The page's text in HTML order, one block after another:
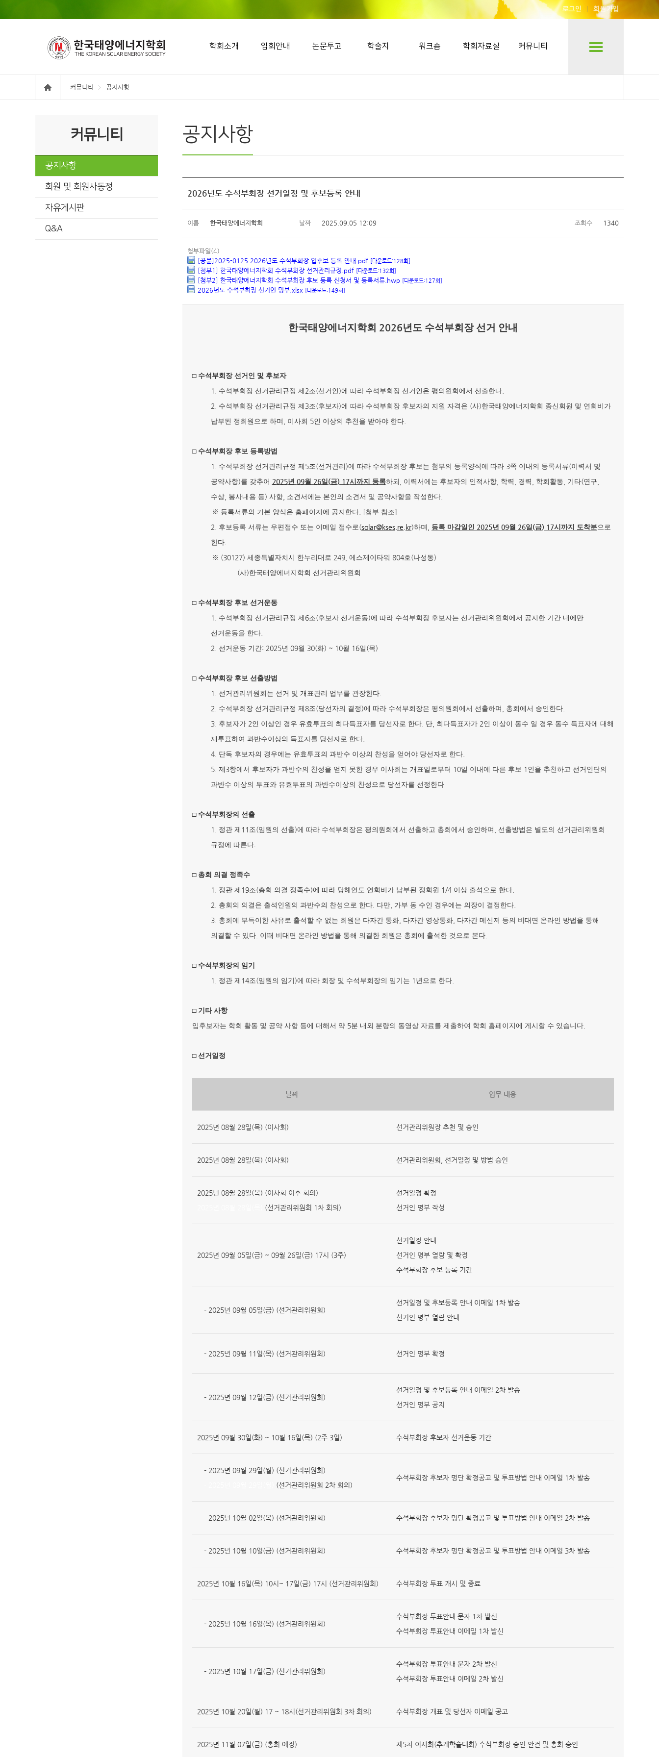
로그인 회원가입
학회소개 입회안내 논문투고 학술지 워크숍 학회자료실 커뮤니티
커뮤니티 공지사항
커뮤니티
공지사항
회원 및 회원사동정
자유게시판
Q&A
공지사항
2026년도 수석부회장 선거일정 및 후보등록 안내
이름 한국태양에너지학회 날짜 2025.09.05 12:09 조회수 1340
첨부파일(4)
[공문]2025-0125 2026년도 수석부회장 입후보 등록 안내.pdf [다운로드:128회]
[첨부1] 한국태양에너지학회 수석부회장 선거관리규정.pdf [다운로드:132회]
[첨부2] 한국태양에너지학회 수석부회장 후보 등록 신청서 및 등록서류.hwp [다운로드:127회]
2026년도 수석부회장 선거인 명부.xlsx [다운로드:149회]
한국태양에너지학회 2026년도 수석부회장 선거 안내
□ 수석부회장 선거인 및 후보자
1. 수석부회장 선거관리규정 제 2조(선거인)에 따라 수석부회장 선거인은 평의원회에서 선출한다
2. 수석부회장 선거관리규정 제 3조(후보자)에 따라 수석부회장 후보자의 지원 자격은 (사)한국태양에너지학회 종신회원 및 연회비가
납부된 정회원으로 하며 이사회 5인 이상의 추천을 받아야 한다
□ 수석부회장 후보 등록방법
1. 수석부회장 선거관리규정 제 5조(선거관리 )에 따라 수석부회장 후보는 첨부의 등록양식에 따라 3쪽 이내의 등록서류(이력서 및
공약사항)를 갖추어 2025년 09월 26일 (금) 17시까지 등록하되 이력서에는 후보자의 인적사항, 학력 경력 학회활동 기타(연구
수상, 봉사내용 등) 사항, 소견서에는 본인의 소견서 및 공약사항을 작성한다.
※ 등록서류의 기본 양식은 홈페이지에 공지한다 . [첨부 참조]
2. 후보등록 서류는 우편접수 또는 이메일 접수로(solar@kses.re.kr)하며 등록 마감일인 2025년 09월 26일 (금) 17시까지 도착분으로
한다
※ (30127) 세종특별자치시 한누리대로 249, 에스제이타워 804호(나성동)
(사)한국태양에너지학회 선거관리위원회
□ 수석부회장 후보 선거운동
1. 수석부회장 선거관리규정 제 6조(후보자 선거운동)에 따라 수석부회장 후보자는 선거관리위원회에서 공지한 기간 내에만
선거운동을 한다
2. 선거운동 기간: 2025년 09월 30(화) ~ 10월 16일 (목)
□ 수석부회장 후보 선출방법
1. 선거관리위원회는 선거 및 개표관리 업무를 관장한다
2. 수석부회장 선거관리규정 제 8조(당선자의 결정)에 따라 수석부회장은 평의원회에서 선출하며 총회에서 승인한다
3. 후보자가 2인 이상인 경우 유효투표의 최다득표자를 당선자로 한다 단 최다득표자가 2인 이상이 동수 일 경우 동수 득표자에 대해
재투표하여 과반수이상의 득표자를 당선자로 한다
4. 단독 후보자의 경우에는 유효투표의 과반수 이상의 찬성을 얻어야 당선자로 한다
5. 제 3항에서 후보자가 과반수의 찬성을 얻지 못한 경우 이사회는 개표일로부터 10일 이내에 다른 후보 1 인을 추천하고 선거인단의
과반수 이상의 투표와 유효투표의 과반수이상의 찬성으로 당선자를 선정한다
□ 수석부회장의 선출
1. 정관 제 11 조(임원의 선출)에 따라 수석부회장은 평의원회에서 선출하고 총회에서 승인하며 선출방법은 별도의 선거관리위원회
규정에 따른다.
□ 총회 의결 정족수
1. 정관 제 19조(총회 의결 정족수)에 따라 당해연도 연회비가 납부된 정회원 1/4 이상 출석으로 한다
2. 총회의 의결은 출석인원의 과반수의 찬성으로 한다 다만 가부 동 수인 경우에는 의장이 결정한다
3. 총회에 부득이한 사유로 출석할 수 없는 회원은 다자간 통화 다자간 영상통화 다자간 메신저 등의 비대면 온라인 방법을 통해
의결할 수 있다 이때 비대면 온라인 방법을 통해 의결한 회원은 총회에 출석한 것으로 본다
□ 수석부회장의 임기
1. 정관 제 14조(임원의 임기 )에 따라 회장 및 수석부회장의 임기는 1 년으로 한다
□ 기타 사항
입후보자는 학회 활동 및 공약 사항 등에 대해서 약 5분 내외 분량의 동영상 자료를 제출하여 학회 홈페이지에 게시할 수 있습니다
□ 선거일정
날짜 업무 내용
2025년 08월 28일(목) (이사회) 선거관리위원장 추천 및 승인
2025년 08월 28일(목) (이사회) 선거관리위원회, 선거일정 및 방법 승인
2025년 08월 28일(목) (이사회 이후 회의)
(선거관리위원회 1차 회의)
선거일정 확정
선거인 명부 작성
2025년 09월 05일(금) ~ 09월 26일(금) 17시 (3주)
선거일정 안내
선거인 명부 열람 및 확정
수석부회장 후보 등록 기간
- 2025년 09월 05일(금) (선거관리위원회)
선거일정 및 후보등록 안내 이메일 1차 발송
선거인 명부 열람 안내
- 2025년 09월 11일(목) (선거관리위원회) 선거인 명부 확정
- 2025년 09월 12일(금) (선거관리위원회)
선거일정 및 후보등록 안내 이메일 2차 발송
선거인 명부 공지
2025년 09월 30일(화) ~ 10월 16일(목) (2주 3일) 수석부회장 후보자 선거운동 기간
- 2025년 09월 29일(월) (선거관리위원회)
(선거관리위원회 2차 회의)
수석부회장 후보자 명단 확정공고 및 투표방법 안내 이메일 1차 발송
- 2025년 10월 02일(목) (선거관리위원회) 수석부회장 후보자 명단 확정공고 및 투표방법 안내 이메일 2차 발송
- 2025년 10월 10일(금) (선거관리위원회) 수석부회장 후보자 명단 확정공고 및 투표방법 안내 이메일 3차 발송
2025년 10월 16일(목) 10시~ 17일(금) 17시 (선거관리위원회) 수석부회장 투표 개시 및 종료
- 2025년 10월 16일(목) (선거관리위원회)
수석부회장 투표안내 문자 1차 발신
수석부회장 투표안내 이메일 1차 발신
- 2025년 10월 17일(금) (선거관리위원회)
수석부회장 투표안내 문자 2차 발신
수석부회장 투표안내 이메일 2차 발신
2025년 10월 20일(월) 17 ~ 18시(선거관리위원회 3차 회의) 수석부회장 개표 및 당선자 이메일 공고
2025년 11월 07일(금) (총회 예정) 제5차 이사회(추계학술대회) 수석부회장 승인 안건 및 총회 승인